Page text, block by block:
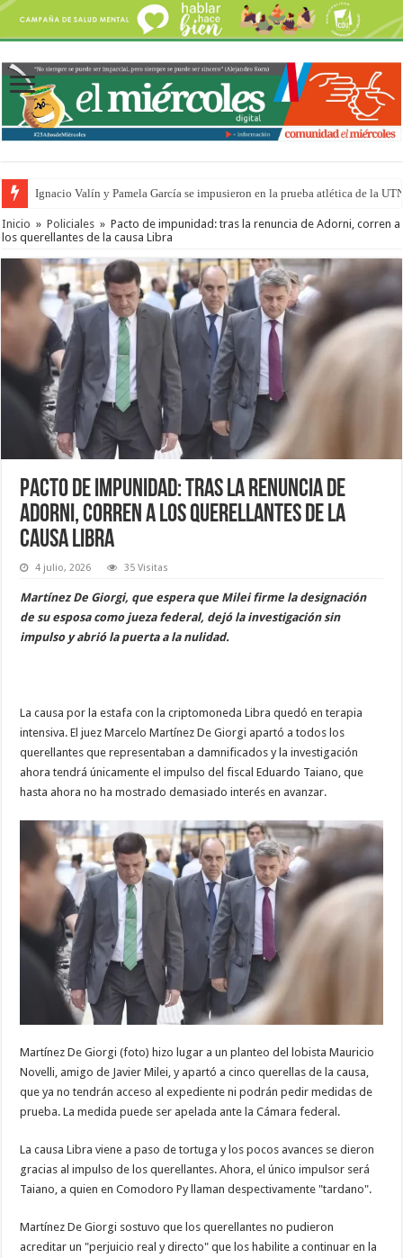
Ignacio Valín y Pamela García se impusieron en la prueba atlética de la
Traigo el litoral en mi canción: 100 años de Aníbal Sampayo
Inicio » Policiales » Pacto de impunidad: tras la renuncia de Adorni, corren a
los querellantes de la causa Libra
Pacto de impunidad: tras la renuncia de
Adorni, corren a los querellantes de la
causa Libra
4 julio, 2026 35 Visitas
Martínez De Giorgi, que espera que Milei firme la designación
de su esposa como jueza federal, dejó la investigación sin
impulso y abrió la puerta a la nulidad.
La causa por la estafa con la criptomoneda Libra quedó en terapia
intensiva. El juez Marcelo Martínez De Giorgi apartó a todos los
querellantes que representaban a damnificados y la investigación
ahora tendrá únicamente el impulso del fiscal Eduardo Taiano, que
hasta ahora no ha mostrado demasiado interés en avanzar.
Martínez De Giorgi (foto) hizo lugar a un planteo del lobista Mauricio
Novelli, amigo de Javier Milei, y apartó a cinco querellas de la causa,
que ya no tendrán acceso al expediente ni podrán pedir medidas de
prueba. La medida puede ser apelada ante la Cámara federal.
La causa Libra viene a paso de tortuga y los pocos avances se dieron
gracias al impulso de los querellantes. Ahora, el único impulsor será
Taiano, a quien en Comodoro Py llaman despectivamente "tardano".
Martínez De Giorgi sostuvo que los querellantes no pudieron
acreditar un "perjuicio real y directo" que los habilite a continuar en la